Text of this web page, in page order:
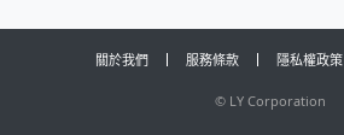
關於我們 服務條款 隱私權政策
© LY Corporation